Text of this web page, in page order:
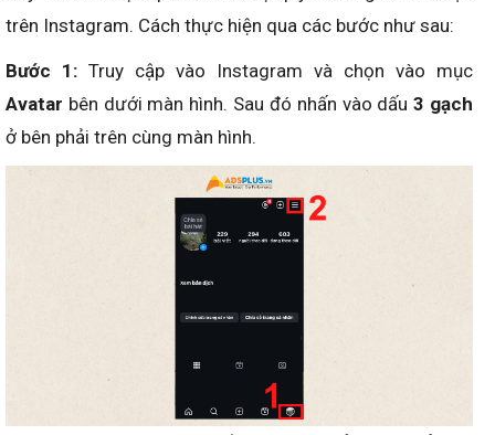
trên Instagram. Cách thực hiện qua các bước như sau:
Bước 1: Truy cập vào Instagram và chọn vào mục
Avatar bên dưới màn hình. Sau đó nhấn vào dấu3 gạch
ở bên phải trên cùng màn hình.